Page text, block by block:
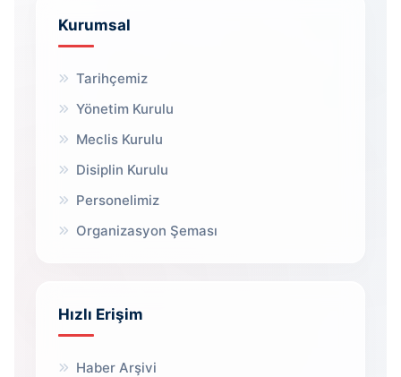
Kurumsal
Tarihçemiz
Yönetim Kurulu
Meclis Kurulu
Disiplin Kurulu
Personelimiz
Organizasyon Şeması
Hızlı Erişim
Haber Arşivi